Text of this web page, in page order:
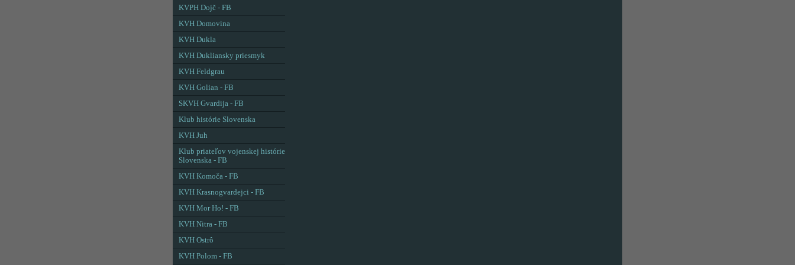
KVPH Dojč - FB
KVH Domovina
KVH Dukla
KVH Dukliansky priesmyk
KVH Feldgrau
KVH Golian - FB
SKVH Gvardija - FB
Klub histórie Slovenska
KVH Juh
Klub priateľov vojenskej histórie
Slovenska - FB
KVH Komoča - FB
KVH Krasnogvardejci - FB
KVH Mor Ho! - FB
KVH Nitra - FB
KVH Ostrô
KVH Polom - FB